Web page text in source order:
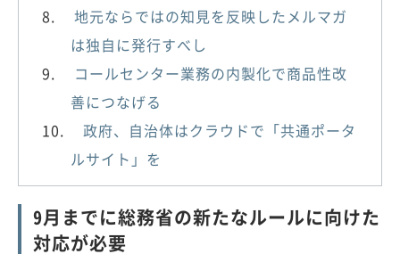
地元ならではの知見を反映したメルマガ
は独自に発行すべし
コールセンター業務の内製化で商品性改
善につなげる
政府、自治体はクラウドで「共通ポータ
ルサイト」を
9月までに総務省の新たなルールに向けた
対応が必要